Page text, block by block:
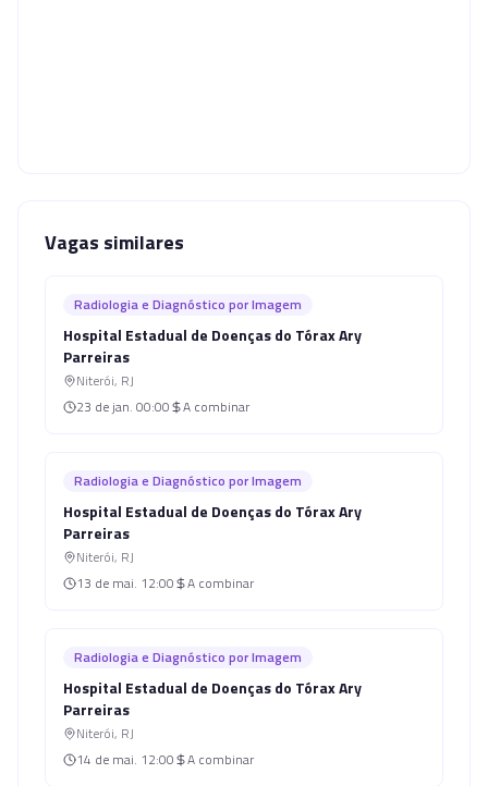
Vagas similares
Radiologia e Diagnóstico por Imagem
Hospital Estadual de Doenças do Tórax Ary
Parreiras
Niterói, RJ
23 de jan. 00:00 A combinar
Radiologia e Diagnóstico por Imagem
Hospital Estadual de Doenças do Tórax Ary
Parreiras
Niterói, RJ
13 de mai. 12:00 A combinar
Radiologia e Diagnóstico por Imagem
Hospital Estadual de Doenças do Tórax Ary
Parreiras
Niterói, RJ
14 de mai. 12:00 A combinar